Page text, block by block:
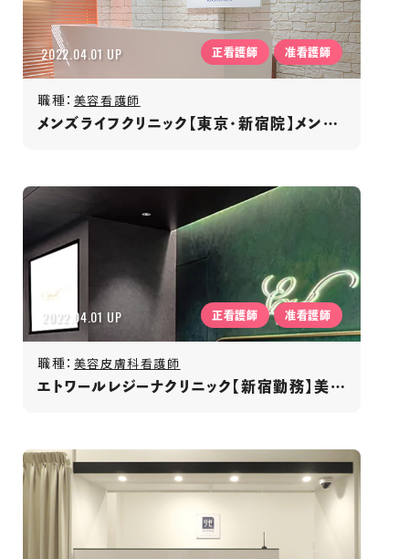
2022.04.01 UP 正看護師 准看護師
職種： 美容看護師
メンズライフクリニック【東京・新宿院】メンズ専門クリニック
2022.04.01 UP 正看護師 准看護師
職種： 美容皮膚科看護師
エトワールレジーナクリニック【新宿勤務】美容皮膚科/年間休日120日以上/月収35万円以上